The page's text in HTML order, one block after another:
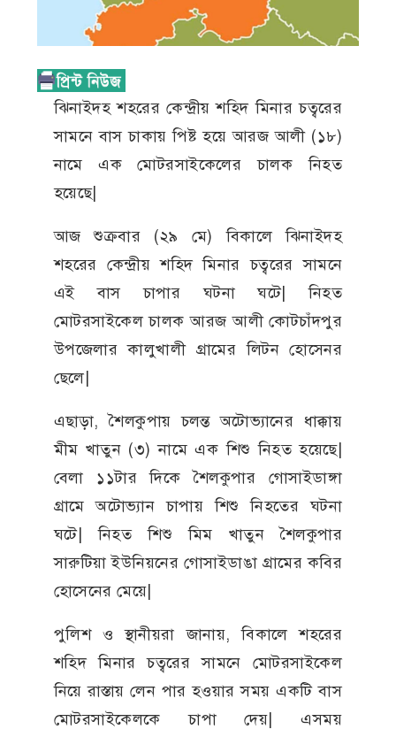
ঝিনাইদহ শহরের কেন্দ্রীয় শহিদ মিনার চত্বরের
সামনে বাস চাকায় পিষ্ট হয়ে আরজ আলী (১৮)
নামে এক মোটরসাইকেলের চালক নিহত
হয়েছে|
আজ শুক্রবার (২৯ মে) বিকালে ঝিনাইদহ
শহরের কেন্দ্রীয় শহিদ মিনার চত্বরের সামনে
এই বাস চাপার ঘটনা ঘটে| নিহত
মোটরসাইকেল চালক আরজ আলী কোটচাঁদপুর
উপজেলার কালুখালী গ্রামের লিটন হোসেনর
ছেলে|
এছাড়া, শৈলকুপায় চলন্ত অটোভ্যানের ধাক্কায়
মীম খাতুন (৩) নামে এক শিশু নিহত হয়েছে|
বেলা ১১টার দিকে শৈলকুপার গোসাইডাঙ্গা
গ্রামে অটোভ্যান চাপায় শিশু নিহতের ঘটনা
ঘটে| নিহত শিশু মিম খাতুন শৈলকুপার
সারুটিয়া ইউনিয়নের গোসাইডাঙা গ্রামের কবির
হোসেনের মেয়ে|
পুলিশ ও স্থানীয়রা জানায়, বিকালে শহরের
শহিদ মিনার চত্বরের সামনে মোটরসাইকেল
নিয়ে রাস্তায় লেন পার হওয়ার সময় একটি বাস
মোটরসাইকেলকে চাপা দেয়| এসময়